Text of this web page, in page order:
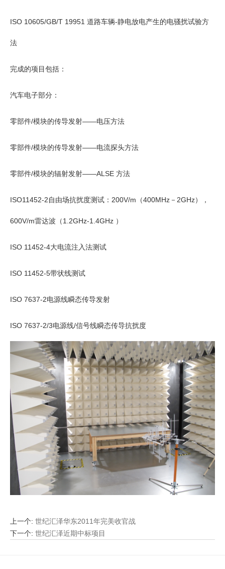
ISO 10605/GB/T 19951 道路车辆-静电放电产生的电骚扰试验方
法
完成的项目包括：
汽车电子部分：
零部件/模块的传导发射——电压方法
零部件/模块的传导发射——电流探头方法
零部件/模块的辐射发射——ALSE 方法
ISO11452-2自由场抗扰度测试： 200V/m（400MHz－2GHz），
600V/m雷达波（1.2GHz-1.4GHz ）
ISO 11452-4大电流注入法测试
ISO 11452-5带状线测试
ISO 7637-2电源线瞬态传导发射
ISO 7637-2/3电源线/信号线瞬态传导抗扰度
上一个: 世纪汇泽华东2011年完美收官战
下一个: 世纪汇泽近期中标项目